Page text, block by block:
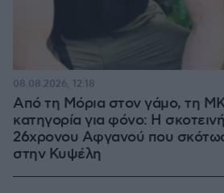
Από τη Μόρια στον γάμο, τη
κατηγορία για φόνο: Η
26χρονου Αφγανού που
στην Κυψέλη
08.08.2026, 12:18